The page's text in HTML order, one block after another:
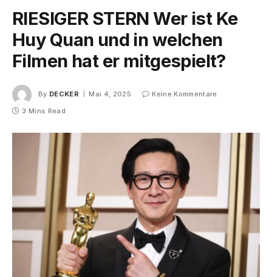
RIESIGER STERN Wer ist Ke
Huy Quan und in welchen
Filmen hat er mitgespielt?
By DECKER Mai 4, 2025
Keine Kommentare
3 Mins Read